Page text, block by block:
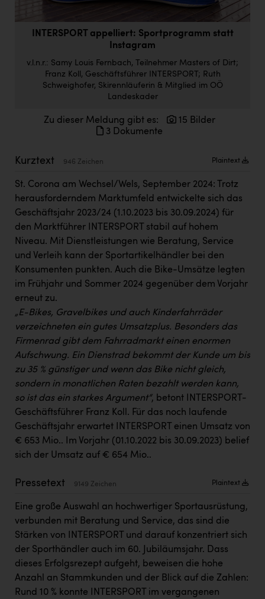
ERLUS AG
Firmenradl
HIG Infomotion Group
Immotech
INTERSPAR
INTERSPORT Austria
Jesolo
Jane Goodall Institute Austria
Kärcher
Karin Liedl
KEBA
KIWI Kinderwunsch Institut Dr. Loimer
Kleider Bauer
Kremsmüller Anlagenbau GmbH
Maximarkt
Oldtimer Raststationen und Motorhotels
Passage Linz
PEZ
PÜSPÖK
REMAX
INTERSPORT appelliert: Sportprogramm statt
Instagram
v.l.n.r.: Samy Louis Fernbach, Teilnehmer Masters of Dirt;
Franz Koll, Geschäftsführer INTERSPORT; Ruth
Schweighofer, Skirennläuferin & Mitglied im OÖ
Landeskader
Zu dieser Meldung gibt es:
15 Bilder
3 Dokumente
Kurztext 946 Zeichen Plaintext
St. Corona am Wechsel/Wels, September 2024: Trotz
herausforderndem Marktumfeld entwickelte sich das
Geschäftsjahr 2023/24 (1.10.2023 bis 30.09.2024) für
den Marktführer INTERSPORT stabil auf hohem
Niveau. Mit Dienstleistungen wie Beratung, Service
und Verleih kann der Sportartikelhändler bei den
Konsumenten punkten. Auch die Bike-Umsätze legten
im Frühjahr und Sommer 2024 gegenüber dem Vorjahr
erneut zu.
„E-Bikes, Gravelbikes und auch Kinderfahrräder
verzeichneten ein gutes Umsatzplus. Besonders das
Firmenrad gibt dem Fahrradmarkt einen enormen
Aufschwung. Ein Dienstrad bekommt der Kunde um bis
zu 35 % günstiger und wenn das Bike nicht gleich,
sondern in monatlichen Raten bezahlt werden kann,
so ist das ein starkes Argument“, betont INTERSPORT-
Geschäftsführer Franz Koll. Für das noch laufende
Geschäftsjahr erwartet INTERSPORT einen Umsatz von
€ 653 Mio.. Im Vorjahr (01.10.2022 bis 30.09.2023) belief
sich der Umsatz auf € 654 Mio..
Pressetext 9149 Zeichen Plaintext
Eine große Auswahl an hochwertiger Sportausrüstung,
verbunden mit Beratung und Service, das sind die
Stärken von INTERSPORT und darauf konzentriert sich
der Sporthändler auch im 60. Jubiläumsjahr. Dass
dieses Erfolgsrezept aufgeht, beweisen die hohe
Anzahl an Stammkunden und der Blick auf die Zahlen:
Rund 10 % konnte INTERSPORT im vergangenen